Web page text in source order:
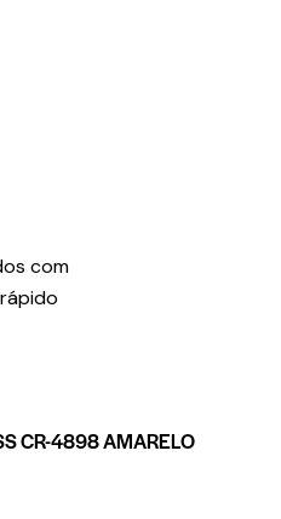
com
CR-4898 AMARELO